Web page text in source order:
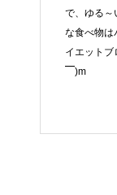
で、ゆる～
な食べ物
イエットブ
￣)m